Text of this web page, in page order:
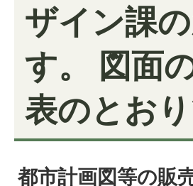
ザイン課
す。 図面
表のとおり
都市計画図等の販